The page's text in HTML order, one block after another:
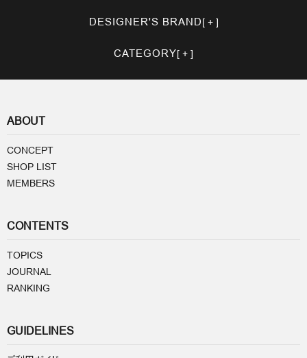
DESIGNER'S BRAND
CATEGORY
ABOUT
CONCEPT
SHOP LIST
MEMBERS
CONTENTS
TOPICS
JOURNAL
RANKING
GUIDELINES